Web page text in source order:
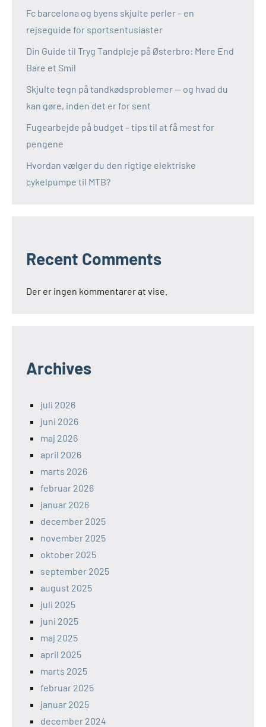
Fc barcelona og byens skjulte perler – en
rejseguide for sportsentusiaster
Din Guide til Tryg Tandpleje på Østerbro: Mere End
Bare et Smil
Skjulte tegn på tandkødsproblemer — og hvad du
kan gøre, inden det er for sent
Fugearbejde på budget – tips til at få mest for
pengene
Hvordan vælger du den rigtige elektriske
cykelpumpe til MTB?
Recent Comments
Der er ingen kommentarer at vise.
Archives
juli 2026
juni 2026
maj 2026
april 2026
marts 2026
februar 2026
januar 2026
december 2025
november 2025
oktober 2025
september 2025
august 2025
juli 2025
juni 2025
maj 2025
april 2025
marts 2025
februar 2025
januar 2025
december 2024